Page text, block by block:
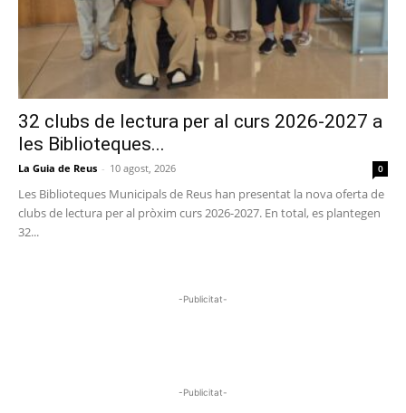
32 clubs de lectura per al curs 2026-2027 a
les Biblioteques...
La Guia de Reus - 10 agost, 2026 0
Les Biblioteques Municipals de Reus han presentat la nova oferta de
clubs de lectura per al pròxim curs 2026-2027. En total, es plantegen
32...
-Publicitat-
-Publicitat-